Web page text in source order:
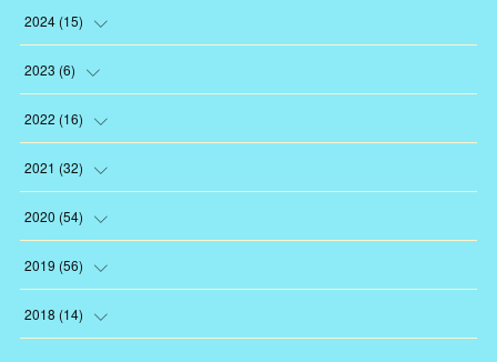
(1
2024 (15)
( )
(1
(1
(2
2023 (6)
(1
(3
(1
(1
2022 (16)
(1
(2
(2
(1
2021 (32)
(3
(3
(2
2020 (54)
(3
(5
2019 (56)
(6
2018 (14)